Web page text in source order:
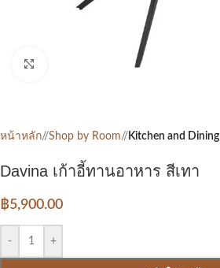
หน้าหลัก/ Shop by Room/ Kitchen and Dining
Davina เก้าอี้ทานอาหาร สีเทา
฿5,900.00
- +